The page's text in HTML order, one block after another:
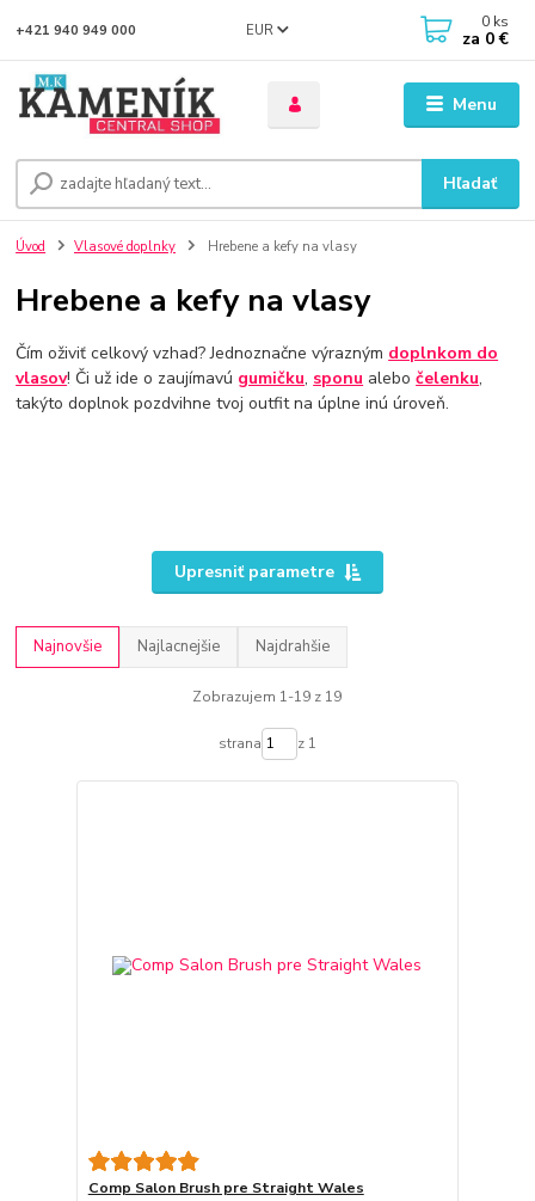
Menu
EUR
Hľadať
+421 940 949 000 0 ks
za 0 €
Úvod Vlasové doplnky Hrebene a kefy na vlasy
Hrebene a kefy na vlasy
Čím oživiť celkový vzhad? Jednoznačne výrazným doplnkom do
vlasov! Či už ide o zaujímavú gumičku, sponu alebočelenku,
takýto doplnok pozdvihne tvoj outfit na úplne inú úroveň.
Upresniť parametre
Najnovšie Najlacnejšie Najdrahšie
Zobrazujem 1-19 z 19
strana z 1
Comp Salon Brush pre Straight Wales